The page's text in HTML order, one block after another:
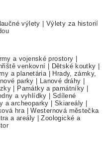
výlety
Výlety za historií
a vojenské prostory
venkovní Dětské koutky
a planetária
Hrady, zámky,
parky Lanové dráhy
Památky a památníky
a vyhlídky
Sdílené
a archeoparky Skiareály
hra |Westernová městečka
a areály |Zoologické a